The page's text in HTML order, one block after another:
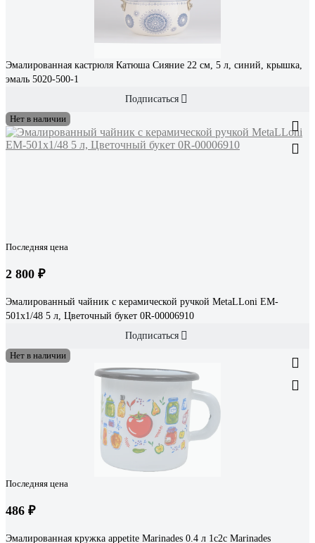
Эмалированная кастрюля Катюша Сияние 22 см, 5 л, синий, крышка,
эмаль 5020-500-1
Подписаться
Нет в наличии
Последняя цена
2 800 ₽
Эмалированный чайник с керамической ручкой MetaLLoni EM-
501x1/48 5 л, Цветочный букет 0R-00006910
Подписаться
Нет в наличии
Последняя цена
486 ₽
Эмалированная кружка appetite Marinades 0.4 л 1с2с Marinades